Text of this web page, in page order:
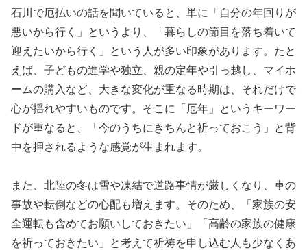
石川で厄払いの話を聞いていると、単に「自分の年回りが
悪いから行く」というより、「暮らしの節目を落ち着いて
迎えたいから行く」という人が多い印象があります。たと
えば、子どもの進学や独立、親の定年や引っ越し、マイホ
ームの購入など、大きな変化が重なる時期は、それだけで
心が揺れやすいものです。そこに「厄年」というキーワー
ドが重なると、「今のうちにきちんと祈っておこう」と背
中を押されるような感覚が生まれます。
また、北陸の冬は雪や凍結で道路事情が厳しくなり、車の
事故や転倒などの心配も増えます。そのため、「家族の安
全運転も含めてお願いしておきたい」「高齢の家族の健康
を祈っておきたい」と考えて祈祷を申し込む人も少なくあ